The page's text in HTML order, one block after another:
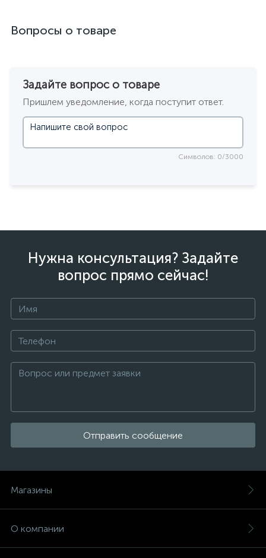
Вопросы о товаре
Задайте вопрос о товаре
Пришлем уведомление, когда поступит ответ.
Символов: 0/3000
Нужна консультация? Задайте
вопрос прямо сейчас!
Отправить сообщение
Магазины
О компании